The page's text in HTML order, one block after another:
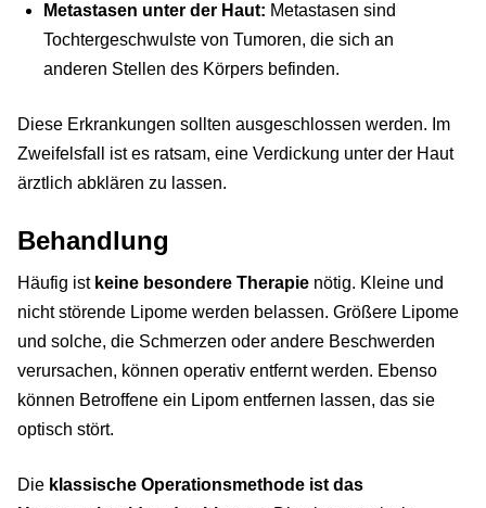
Metastasen unter der Haut: Metastasen sind
Tochtergeschwulste von Tumoren, die sich an
anderen Stellen des Körpers befinden.
Diese Erkrankungen sollten ausgeschlossen werden. Im
Zweifelsfall ist es ratsam, eine Verdickung unter der Haut
ärztlich abklären zu lassen.
Behandlung
Häufig ist keine besondere Therapie nötig. Kleine und
nicht störende Lipome werden belassen. Größere Lipome
und solche, die Schmerzen oder andere Beschwerden
verursachen, können operativ entfernt werden. Ebenso
können Betroffene ein Lipom entfernen lassen, das sie
optisch stört.
Die klassische Operationsmethode ist das